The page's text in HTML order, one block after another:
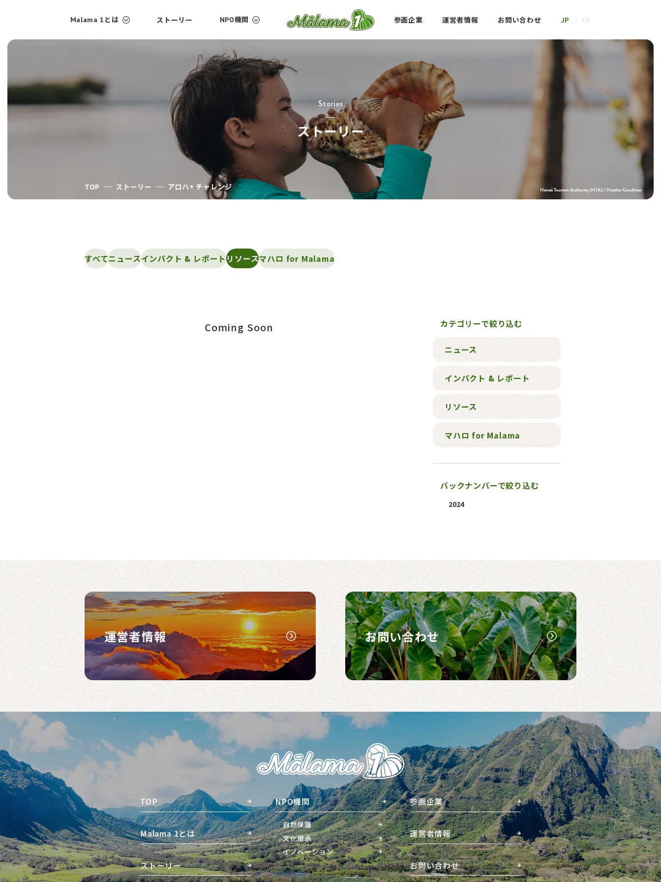
Malama 1とは ストーリー NPO機関 参画企業 運営者情報 お問い合わせ JP EN
Malama 1とは
ストーリー
NPO機関
自然保護
文化継承
イノベーション
参画企業
運営者情報
お問い合わせ
EN
Stories
ストーリー
TOP ストーリー アロハ+ チャレンジ Hawaii Tourism Authority (HTA) / Heather Goodman
すべてニュースインパクト & レポートリソースマハロ for Malama
カテゴリーで絞り込む
ニュース
インパクト & レポート
リソース
マハロ for Malama
バックナンバーで絞り込む
2024
Coming Soon
運営者情報 お問い合わせ
TOP
Malama 1とは
ストーリー
NPO機関
自然保護
文化継承
イノベーション
参画企業
運営者情報
お問い合わせ